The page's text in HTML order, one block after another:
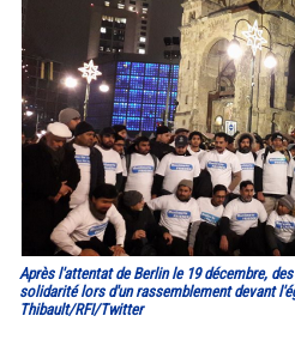
Après l'attentat de Berlin le 19 décembre,
solidarité lors d'un rassemblement devant
Thibault/RFI/Twitter